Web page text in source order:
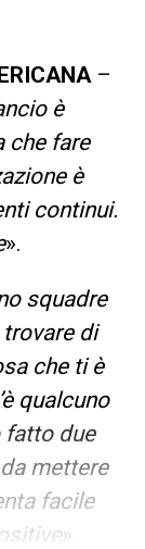
–
è
che fare
è
continui.
».
squadre
di
che ti è
qualcuno
fatto due
mettere
facile
».